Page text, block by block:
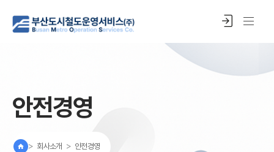
안전경영
> 회사소개 > 안전경영